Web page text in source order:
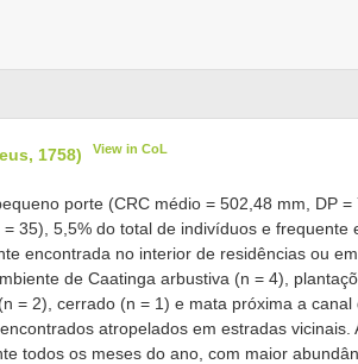
1758) View in CoL
porte (CRC médio = 502,48 mm, DP =
35), 5,5% do total de indivíduos e frequente
encontrada no interior de residências ou
de Caatinga arbustiva (n = 4),
= 2), cerrado (n = 1) e mata próxima a canal
atropelados em estradas vicinais.
todos os meses do ano, com maior